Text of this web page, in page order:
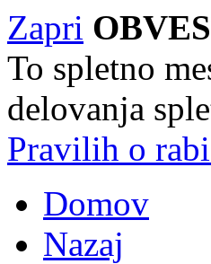
Zapri
To spletno
delovanja
Pravilih o
Domov
Nazaj